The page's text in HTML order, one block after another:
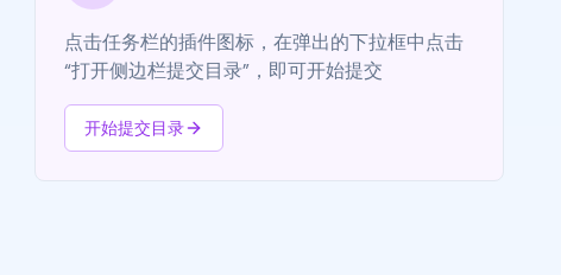
点击任务栏的插件图标，在弹出的下拉框中点击
“打开侧边栏提交目录”，即可开始提交
开始提交目录